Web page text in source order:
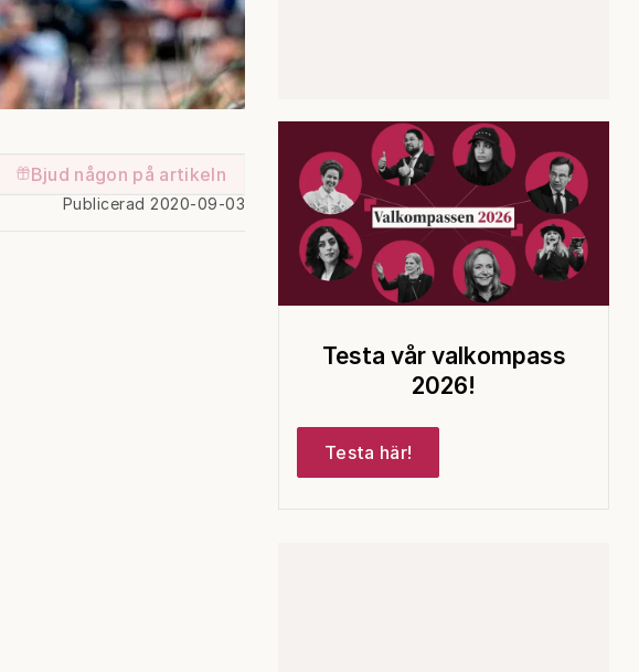
Bjud någon på artikeln
Publicerad 2020-09-03
Testa vår valkompass
2026!
Testa här!